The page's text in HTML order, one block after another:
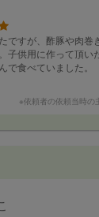
ですが、酢豚や肉巻
子供用に作って頂い
で食べていました。
※依頼者の依頼当時の